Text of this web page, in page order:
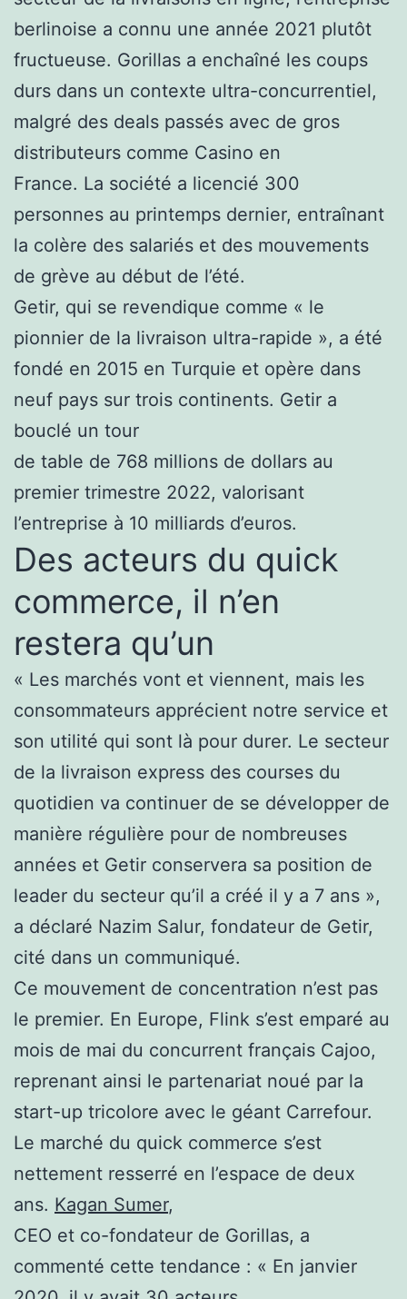
berlinoise a connu une année 2021 plutôt
fructueuse. Gorillas a enchaîné les coups
durs dans un contexte ultra-concurrentiel,
malgré des deals passés avec de gros
distributeurs comme Casino en
France. La société a licencié 300
personnes au printemps dernier, entraînant
la colère des salariés et des mouvements
de grève au début de l’été.
Getir, qui se revendique comme « le
pionnier de la livraison ultra-rapide », a été
fondé en 2015 en Turquie et opère dans
neuf pays sur trois continents. Getir a
bouclé un tour
de table de 768 millions de dollars au
premier trimestre 2022, valorisant
l’entreprise à 10 milliards d’euros.
Des acteurs du quick
commerce, il n’en
restera qu’un
« Les marchés vont et viennent, mais les
consommateurs apprécient notre service et
son utilité qui sont là pour durer. Le secteur
de la livraison express des courses du
quotidien va continuer de se développer de
manière régulière pour de nombreuses
années et Getir conservera sa position de
leader du secteur qu’il a créé il y a 7 ans »,
a déclaré Nazim Salur, fondateur de Getir,
cité dans un communiqué.
Ce mouvement de concentration n’est pas
le premier. En Europe, Flink s’est emparé au
mois de mai du concurrent français Cajoo,
reprenant ainsi le partenariat noué par la
start-up tricolore avec le géant Carrefour.
Le marché du quick commerce s’est
nettement resserré en l’espace de deux
ans. Kagan Sumer,
CEO et co-fondateur de Gorillas, a
commenté cette tendance : « En janvier